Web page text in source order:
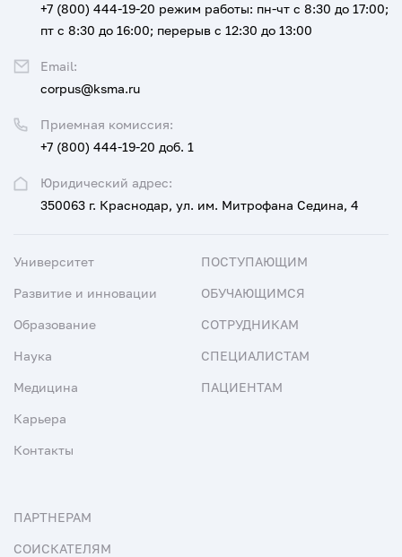
Юридический адрес:
350063 г. Краснодар, ул. им. Митрофана Седина, 4
Приемная комиссия:
+7 (800) 444-19-20 доб. 1
+7 (800) 444-19-20 режим работы: пн-чт с 8:30 до 17:00;
пт с 8:30 до 16:00; перерыв с 12:30 до 13:00
Email:
corpus@ksma.ru
Университет
Развитие и инновации
Образование
Наука
Медицина
Карьера
Контакты
ПОСТУПАЮЩИМ
ОБУЧАЮЩИМСЯ
СОТРУДНИКАМ
СПЕЦИАЛИСТАМ
ПАЦИЕНТАМ
ПАРТНЕРАМ
СОИСКАТЕЛЯМ